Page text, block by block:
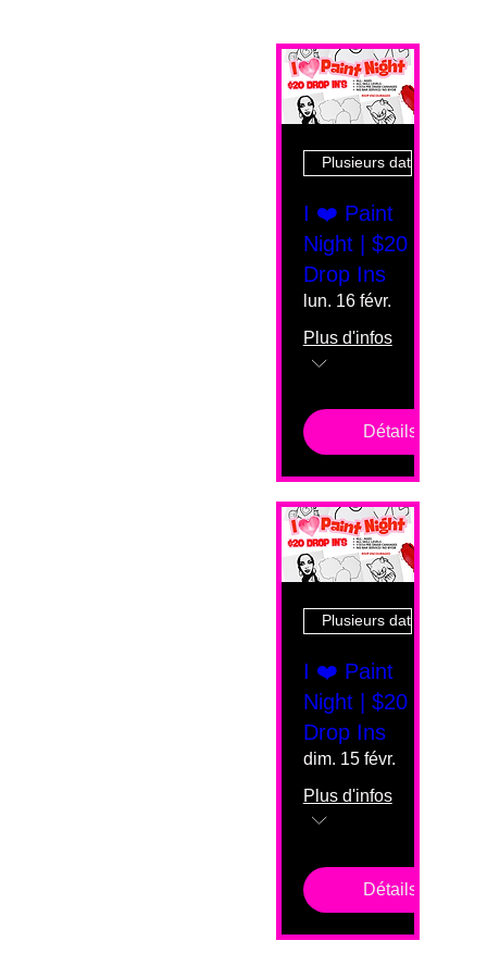
Plusieurs dates
I ❤️ Paint
Night | $20
Drop Ins
lun. 16 févr.
Plus d'infos
Détails
Plusieurs dates
I ❤️ Paint
Night | $20
Drop Ins
dim. 15 févr.
Plus d'infos
Détails